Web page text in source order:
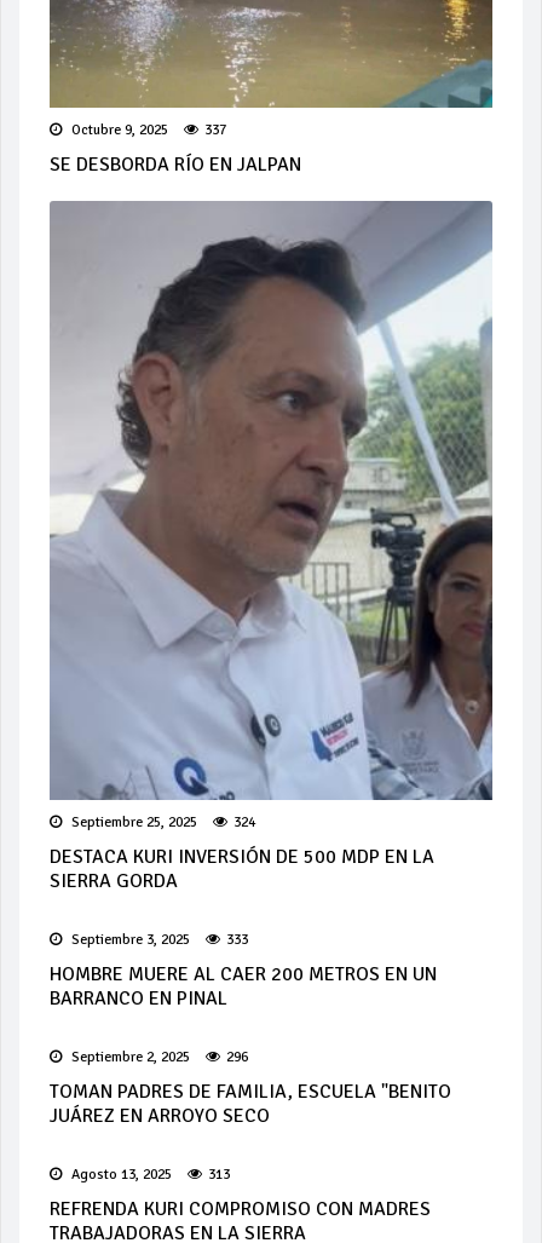
Octubre 9, 2025 337
SE DESBORDA RÍO EN JALPAN
Septiembre 25, 2025 324
DESTACA KURI INVERSIÓN DE 500 MDP EN LA
SIERRA GORDA
Septiembre 3, 2025 333
HOMBRE MUERE AL CAER 200 METROS EN UN
BARRANCO EN PINAL
Septiembre 2, 2025 296
TOMAN PADRES DE FAMILIA, ESCUELA "BENITO
JUÁREZ EN ARROYO SECO
Agosto 13, 2025 313
REFRENDA KURI COMPROMISO CON MADRES
TRABAJADORAS EN LA SIERRA